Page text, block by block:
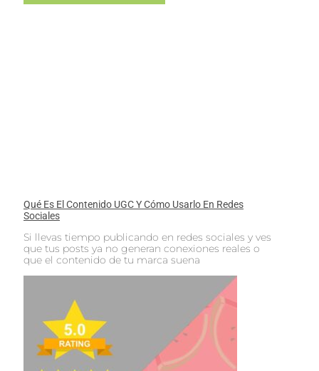
Qué Es El Contenido UGC Y Cómo Usarlo En Redes
Sociales
Si llevas tiempo publicando en redes sociales y ves
que tus posts ya no generan conexiones reales o
que el contenido de tu marca suena